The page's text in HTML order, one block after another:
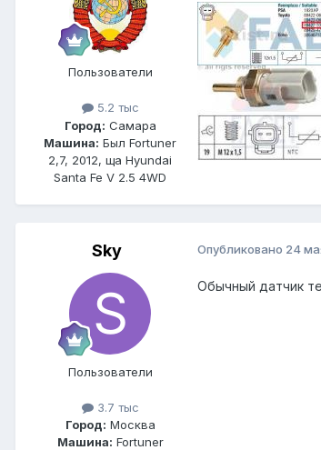
Пользователи
5.2 тыс
Город: Самара
Машина: Был Fortuner
2,7, 2012, ща Hyundai
Santa Fe V 2.5 4WD
Sky
Пользователи
3.7 тыс
Город: Москва
Машина: Fortuner
Опубликовано 24
Обычный датчик